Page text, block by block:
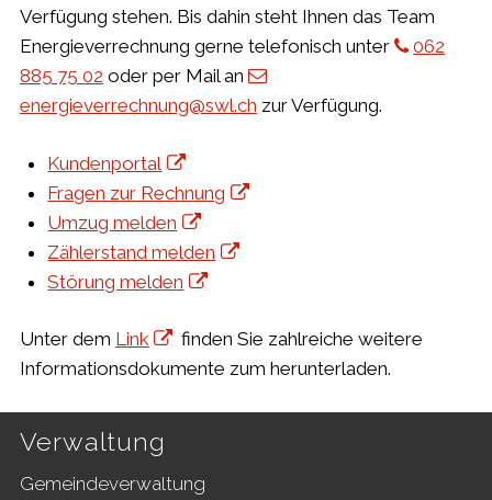
Verfügung stehen. Bis dahin steht Ihnen das Team
Energieverrechnung gerne telefonisch unter
062
885 75 02 oder per Mail an
energieverrechnung@swl.ch zur Verfügung.
Kundenportal
Fragen zur Rechnung
Umzug melden
Zählerstand melden
Störung melden
Unter dem Link
finden Sie zahlreiche weitere
Informationsdokumente zum herunterladen.
Footer
Verwaltung
Gemeindeverwaltung